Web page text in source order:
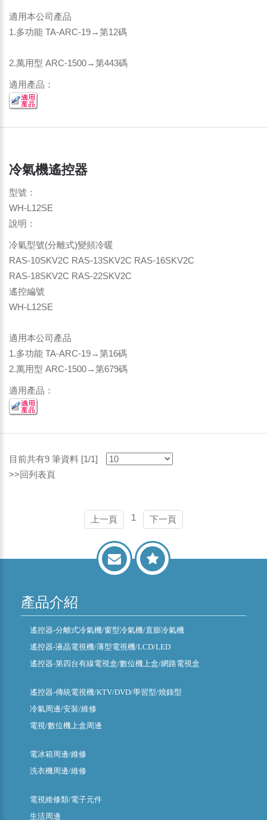
適用本公司產品
1.多功能 TA-ARC-19→第12碼
2.萬用型 ARC-1500→第443碼
適用產品：
冷氣機遙控器
型號：
WH-L12SE
說明：
冷氣型號(分離式)變頻冷暖
RAS-10SKV2C RAS-13SKV2C RAS-16SKV2C
RAS-18SKV2C RAS-22SKV2C
遙控編號
WH-L12SE
適用本公司產品
1.多功能 TA-ARC-19→第16碼
2.萬用型 ARC-1500→第679碼
適用產品：
目前共有9 筆資料 [1/1]
>>回列表頁
上一頁 1 下一頁
產品介紹
遙控器-分離式冷氣機/窗型冷氣機/直膨冷氣機
遙控器-液晶電視機/薄型電視機/LCD/LED
遙控器-第四台有線電視盒/數位機上盒/網路電視盒
遙控器-傳統電視機/KTV/DVD/學習型/燒錄型
冷氣周邊/安裝/維修
電視/數位機上盒周邊
電冰箱周邊/維修
洗衣機周邊/維修
電視維修類/電子元件
生活周邊